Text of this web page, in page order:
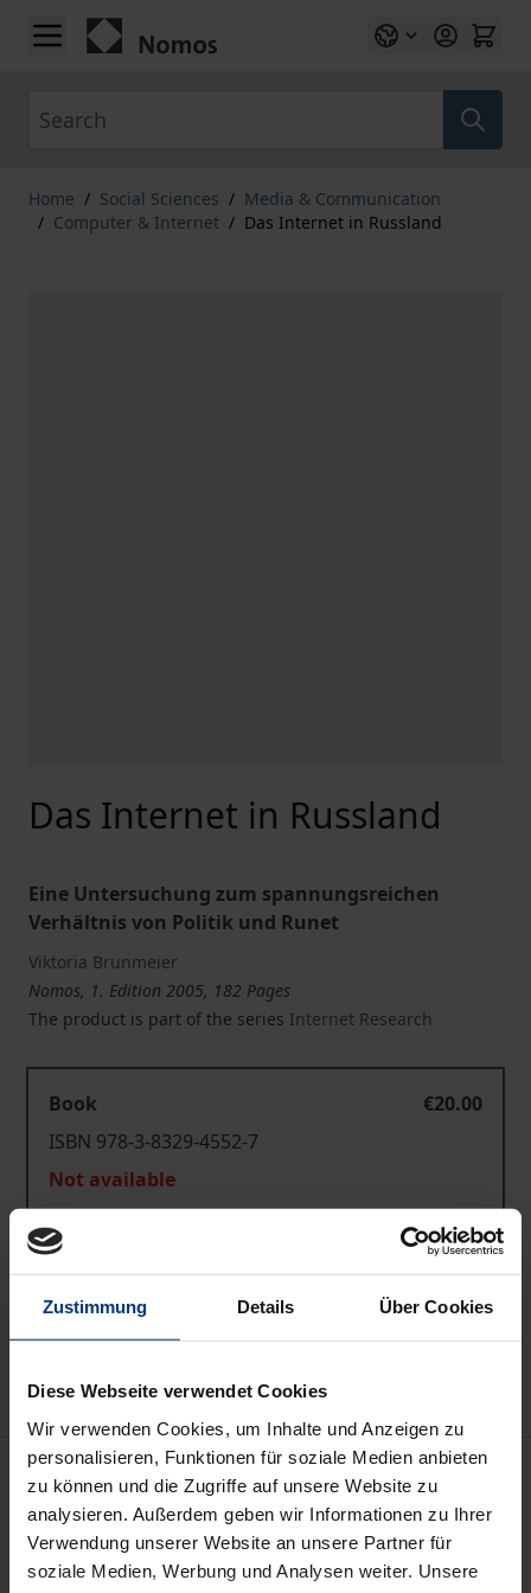
Zustimmung Details Über Cookies
Diese Webseite verwendet Cookies
Wir verwenden Cookies, um Inhalte und Anzeigen zu
personalisieren, Funktionen für soziale Medien anbieten
zu können und die Zugriffe auf unsere Website zu
analysieren. Außerdem geben wir Informationen zu Ihrer
Verwendung unserer Website an unsere Partner für
soziale Medien, Werbung und Analysen weiter. Unsere
Skip to Content
Home / Social Sciences / Media & Communication
/ Computer & Internet / Das Internet in Russland
Das Internet in Russland
Eine Untersuchung zum spannungsreichen
Verhältnis von Politik und Runet
Viktoria Brunmeier
Nomos, 1. Edition 2005, 182 Pages
The product is part of the series Internet Research
Book
€20.00
ISBN 978-3-8329-4552-7
Not available
Add to Cart
Add to Wish List
Delivery cost notice
Description
Welche Politik verfolgt die russische Staatsführung
im Bereich der neuen Datennetze? Konnte sich das